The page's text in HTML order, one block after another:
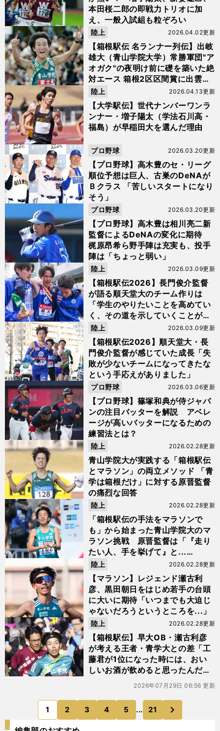
本田桜二郎の即戦力トリオに加
え、一般入試組も粒ぞろい
【箱根駅伝 名ランナー列伝】出岐
雄大（青山学院大学）常勝軍団"ア
オガク"の夜明け前に礎を築いた絶
対エース 箱根2区区間賞に出雲駅
伝は初栄冠のゴールへ
2026.04.02更新
陸上
【大学駅伝】世代ナンバーワンラ
ンナー・増子陽太（学法石川高・
福島）が早稲田大を選んだ理由
2026.04.13更新
陸上
【プロ野球】高木豊のセ・リーグ
順位予想は巨人、古巣のDeNAが
Ｂクラス 「苦しいスタートになり
そう」
2026.03.20更新
プロ野球
【プロ野球】高木豊は相川亮二新
監督によるDeNAの変化に期待
梶原昂希ら野手陣は充実も、投手
陣は「ちょっと弱い」
2026.03.20更新
プロ野球
【箱根駅伝2026】長門俊介監督
が語る順天堂大のチーム作りは
「学生のやりたいことを高めてい
く、その道を示していくことが大
事」
2026.03.09更新
陸上
【箱根駅伝2026】順天堂大・長
門俊介監督が感じていた成長「失
敗が少ないチームになってきたな
という手応えがありました」
2026.03.09更新
陸上
【プロ野球】篠塚和典が侍ジャパ
ンの注目バッターを解説 アベレ
ージが高いバッターになるための
練習法とは？
2026.03.06更新
プロ野球
青山学院大が実践する「箱根駅伝
とマラソン」の両立メソッド 「青
学は箱根だけ」に対する原晋監督
の痛烈な回答
2026.02.28更新
陸上
「箱根駅伝の手法をマラソンで
も」から始まった青山学院大のマ
ラソン挑戦 原晋監督は「『走り
たい人、手を挙げて』と...
（笑）」
2026.02.28更新
陸上
【マラソン】レジェンド瀬古利
彦、黒田朝日をはじめ若手の台頭
に大いに期待「いつまでも大迫じ
ゃないだろうというところを...」
2026.02.28更新
陸上
【箱根駅伝】早大OB・瀬古利彦
が考える王者・青学大との差「工
藤君が1位になった時には、おい
しいお酒が飲めると思ったんだけ
ど...（笑）」
2026.02.28更新
陸上
2026年07月29日 06:56 更新
1 2 3 4 5 ... 21